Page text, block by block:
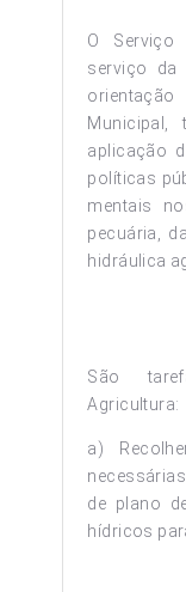
O Serviço
serviço da
aplicação
políticas
mentais
pecuária,
hidráulica
São
Agricultura:
a)
de plano
hídricos